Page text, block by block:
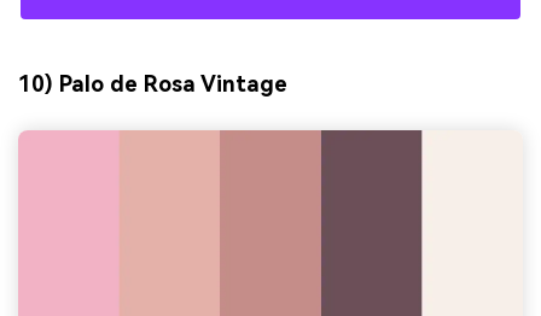
10) Palo de Rosa Vintage